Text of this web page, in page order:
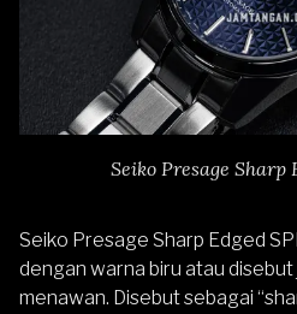
Seiko Presage Sharp
Seiko Presage Sharp Edged
dengan warna biru atau disebut
menawan. Disebut sebagai